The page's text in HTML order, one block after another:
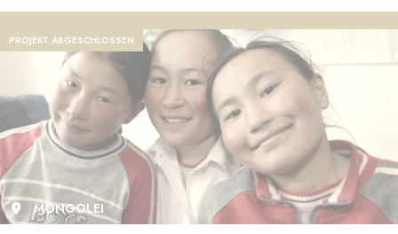
PROJEKT ABGESCHLOSSEN
MONGOLEI